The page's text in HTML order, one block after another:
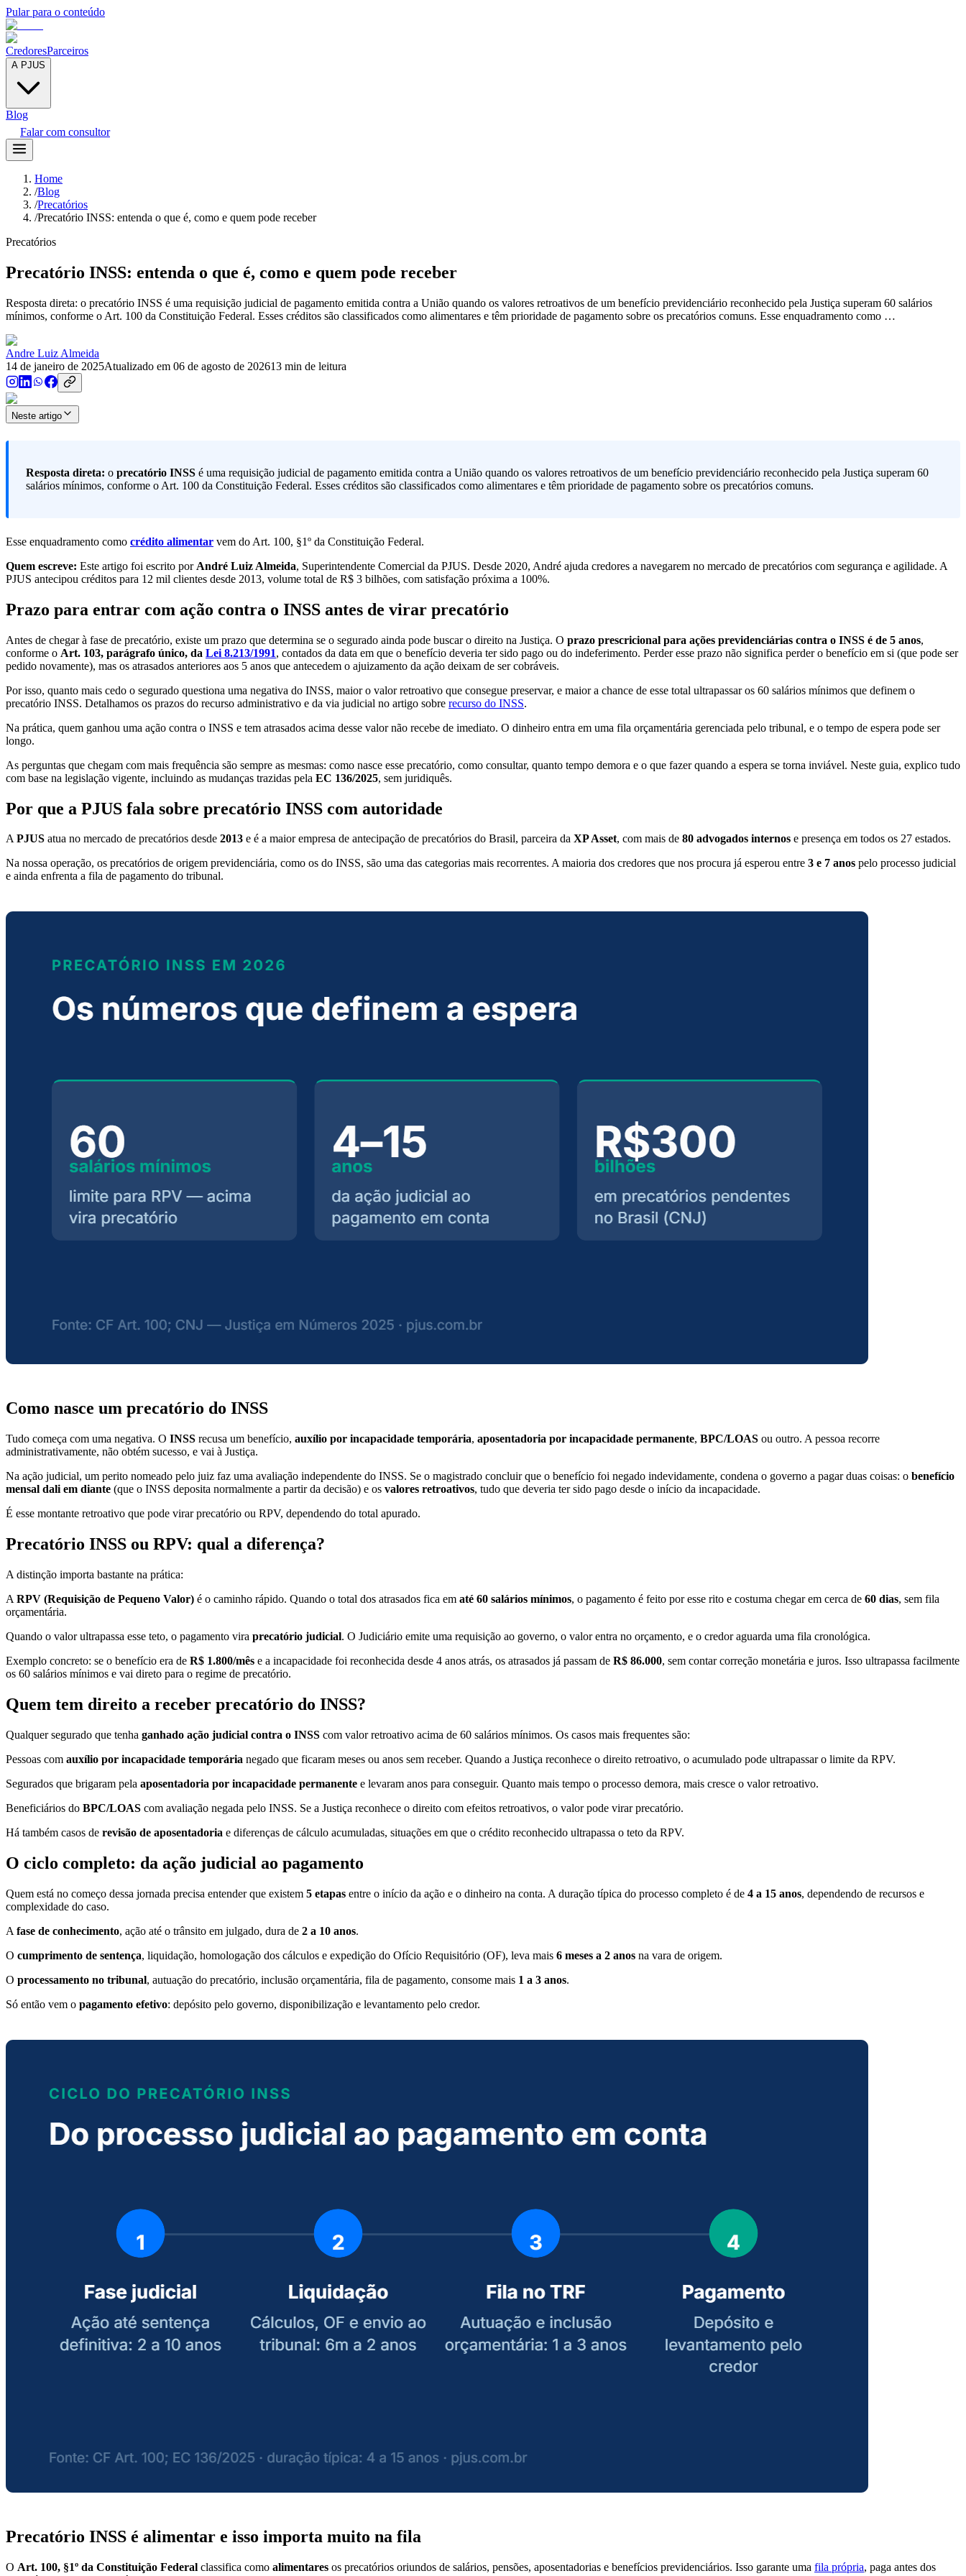
Pular para o conteúdo
CredoresParceiros
A PJUS
Blog
Falar com consultor
Home
/Blog
/Precatórios
/Precatório INSS: entenda o que é, como e quem pode receber
Precatórios
Precatório INSS: entenda o que é, como e quem pode receber
Resposta direta: o precatório INSS é uma requisição judicial de pagamento emitida contra a União quando os valores retroativos de um benefício previdenciário reconhecido pela Justiça superam 60 salários
mínimos, conforme o Art. 100 da Constituição Federal. Esses créditos são classificados como alimentares e têm prioridade de pagamento sobre os precatórios comuns. Esse enquadramento como …
Andre Luiz Almeida
14 de janeiro de 2025Atualizado em 06 de agosto de 202613 min de leitura
Neste artigo
Resposta direta: o precatório INSS é uma requisição judicial de pagamento emitida contra a União quando os valores retroativos de um benefício previdenciário reconhecido pela Justiça superam 60
salários mínimos, conforme o Art. 100 da Constituição Federal. Esses créditos são classificados como alimentares e têm prioridade de pagamento sobre os precatórios comuns.
Esse enquadramento como crédito alimentar vem do Art. 100, §1º da Constituição Federal.
Quem escreve: Este artigo foi escrito por André Luiz Almeida, Superintendente Comercial da PJUS. Desde 2020, André ajuda credores a navegarem no mercado de precatórios com segurança e agilidade. A
PJUS antecipou créditos para 12 mil clientes desde 2013, volume total de R$ 3 bilhões, com satisfação próxima a 100%.
Prazo para entrar com ação contra o INSS antes de virar precatório
Antes de chegar à fase de precatório, existe um prazo que determina se o segurado ainda pode buscar o direito na Justiça. O prazo prescricional para ações previdenciárias contra o INSS é de 5 anos,
conforme o Art. 103, parágrafo único, da Lei 8.213/1991, contados da data em que o benefício deveria ter sido pago ou do indeferimento. Perder esse prazo não significa perder o benefício em si (que pode ser
pedido novamente), mas os atrasados anteriores aos 5 anos que antecedem o ajuizamento da ação deixam de ser cobráveis.
Por isso, quanto mais cedo o segurado questiona uma negativa do INSS, maior o valor retroativo que consegue preservar, e maior a chance de esse total ultrapassar os 60 salários mínimos que definem o
precatório INSS. Detalhamos os prazos do recurso administrativo e da via judicial no artigo sobre recurso do INSS.
Na prática, quem ganhou uma ação contra o INSS e tem atrasados acima desse valor não recebe de imediato. O dinheiro entra em uma fila orçamentária gerenciada pelo tribunal, e o tempo de espera pode ser
longo.
As perguntas que chegam com mais frequência são sempre as mesmas: como nasce esse precatório, como consultar, quanto tempo demora e o que fazer quando a espera se torna inviável. Neste guia, explico tudo
com base na legislação vigente, incluindo as mudanças trazidas pela EC 136/2025, sem juridiquês.
Por que a PJUS fala sobre precatório INSS com autoridade
APJUS atua no mercado de precatórios desde 2013 e é a maior empresa de antecipação de precatórios do Brasil, parceira da XP Asset, com mais de 80 advogados internos e presença em todos os 27 estados.
Na nossa operação, os precatórios de origem previdenciária, como os do INSS, são uma das categorias mais recorrentes. A maioria dos credores que nos procura já esperou entre 3 e 7 anos pelo processo judicial
e ainda enfrenta a fila de pagamento do tribunal.
Como nasce um precatório do INSS
Tudo começa com uma negativa. O INSS recusa um benefício, auxílio por incapacidade temporária, aposentadoria por incapacidade permanente, BPC/LOAS ou outro. A pessoa recorre
administrativamente, não obtém sucesso, e vai à Justiça.
Na ação judicial, um perito nomeado pelo juiz faz uma avaliação independente do INSS. Se o magistrado concluir que o benefício foi negado indevidamente, condena o governo a pagar duas coisas: o benefício
mensal dali em diante (que o INSS deposita normalmente a partir da decisão) e os valores retroativos, tudo que deveria ter sido pago desde o início da incapacidade.
É esse montante retroativo que pode virar precatório ou RPV, dependendo do total apurado.
Precatório INSS ou RPV: qual a diferença?
A distinção importa bastante na prática:
A RPV (Requisição de Pequeno Valor) é o caminho rápido. Quando o total dos atrasados fica em até 60 salários mínimos, o pagamento é feito por esse rito e costuma chegar em cerca de 60 dias, sem fila
orçamentária.
Quando o valor ultrapassa esse teto, o pagamento vira precatório judicial. O Judiciário emite uma requisição ao governo, o valor entra no orçamento, e o credor aguarda uma fila cronológica.
Exemplo concreto: se o benefício era de R$ 1.800/mês e a incapacidade foi reconhecida desde 4 anos atrás, os atrasados já passam de R$ 86.000, sem contar correção monetária e juros. Isso ultrapassa facilmente
os 60 salários mínimos e vai direto para o regime de precatório.
Quem tem direito a receber precatório do INSS?
Qualquer segurado que tenha ganhado ação judicial contra o INSS com valor retroativo acima de 60 salários mínimos. Os casos mais frequentes são:
Pessoas com auxílio por incapacidade temporária negado que ficaram meses ou anos sem receber. Quando a Justiça reconhece o direito retroativo, o acumulado pode ultrapassar o limite da RPV.
Segurados que brigaram pela aposentadoria por incapacidade permanente e levaram anos para conseguir. Quanto mais tempo o processo demora, mais cresce o valor retroativo.
Beneficiários do BPC/LOAS com avaliação negada pelo INSS. Se a Justiça reconhece o direito com efeitos retroativos, o valor pode virar precatório.
Há também casos de revisão de aposentadoria e diferenças de cálculo acumuladas, situações em que o crédito reconhecido ultrapassa o teto da RPV.
O ciclo completo: da ação judicial ao pagamento
Quem está no começo dessa jornada precisa entender que existem 5 etapas entre o início da ação e o dinheiro na conta. A duração típica do processo completo é de 4 a 15 anos, dependendo de recursos e
complexidade do caso.
A fase de conhecimento, ação até o trânsito em julgado, dura de 2 a 10 anos.
O cumprimento de sentença, liquidação, homologação dos cálculos e expedição do Ofício Requisitório (OF), leva mais 6 meses a 2 anos na vara de origem.
O processamento no tribunal, autuação do precatório, inclusão orçamentária, fila de pagamento, consome mais 1 a 3 anos.
Só então vem o pagamento efetivo: depósito pelo governo, disponibilização e levantamento pelo credor.
Precatório INSS é alimentar e isso importa muito na fila
O Art. 100, §1º da Constituição Federal classifica como alimentares os precatórios oriundos de salários, pensões, aposentadorias e benefícios previdenciários. Isso garante uma fila própria, paga antes dos